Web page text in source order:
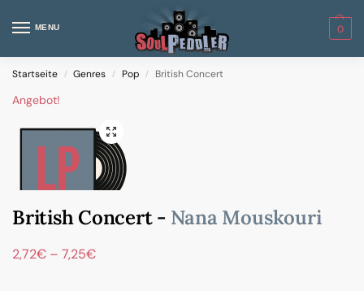
MENU 0
Startseite / Genres / Pop / British Concert
Angebot!
British Concert - Nana Mouskouri
2,72€ – 7,25€